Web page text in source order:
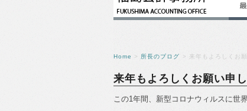
Home > 所長のブログ > 来年もよろしくお
来年もよろしくお願い申
この1年間、新型コロナウィルスに世